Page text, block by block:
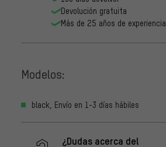
Devolución gratuita
Más de 25 años de experiencia
Modelos:
black, Envío en 1-3 días hábiles
¿Dudas acerca del